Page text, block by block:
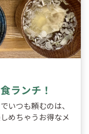
ランチ！
いつも頼むのは、
めちゃうお得なメ